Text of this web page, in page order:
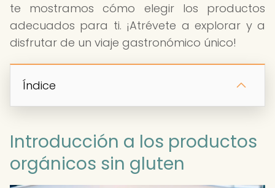
te mostramos cómo elegir los productos
adecuados para ti. ¡Atrévete a explorar y a
disfrutar de un viaje gastronómico único!
Índice
Introducción a los productos
orgánicos sin gluten